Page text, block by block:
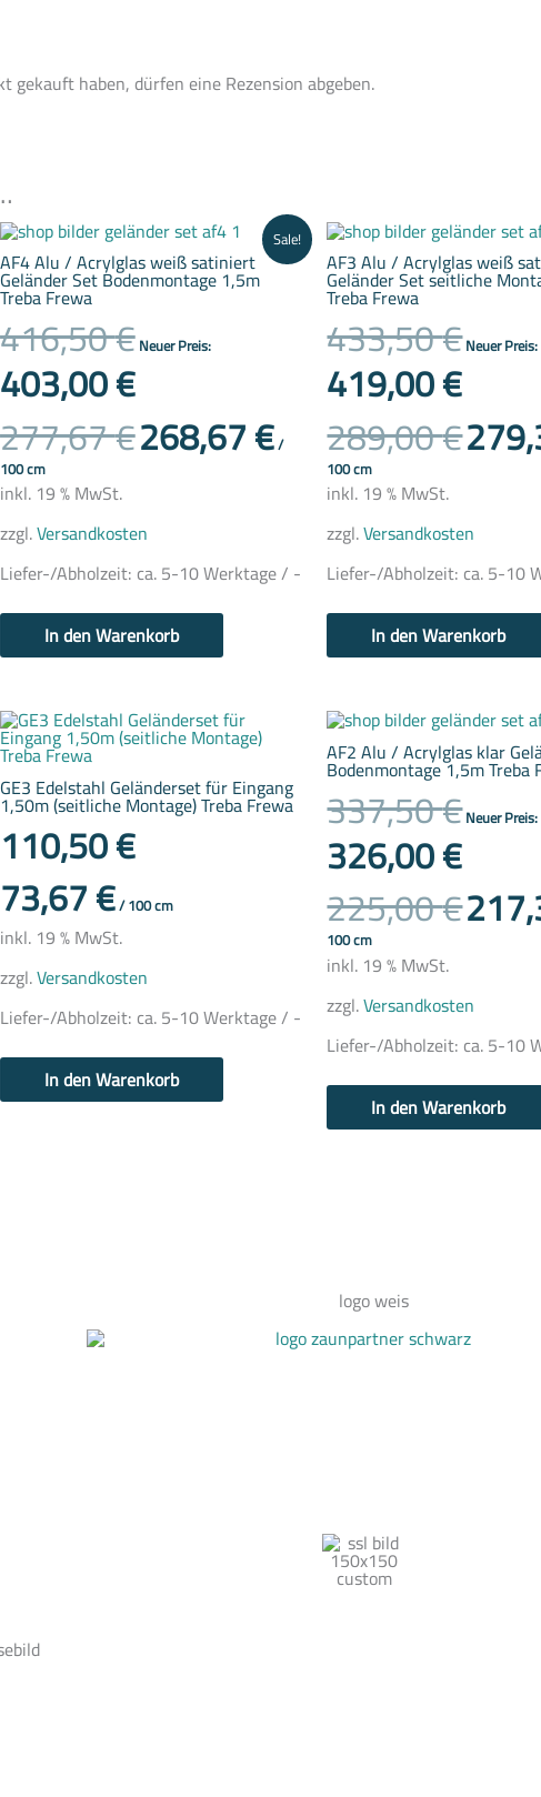
gekauft haben, dürfen eine Rezension abgeben.
Sale!
AF4 Alu / Acrylglas weiß satiniert
Geländer Set Bodenmontage 1,5m
Treba Frewa
416,50€
Ursprünglicher
Preis
war:
416,50 €
Neuer Preis:
403,00€
Aktueller
Preis
ist:
403,00 €.
277,67€268,67€/
100cm
inkl. 19 % MwSt.
zzgl.Versandkosten
Liefer-/Abholzeit: ca. 5-10 Werktage / -
In den Warenkorb
AF3 Alu / Acrylglas weiß
Geländer Set seitliche
Treba Frewa
433,50€
Preis
war:
433,50 €
Neuer Preis:
419,00€
Aktueller
Preis
ist:
419,00 €.
289,00€
100cm
inkl. 19 % MwSt.
zzgl.Versandkosten
Liefer-/Abholzeit: ca. 5-10
In den Warenkorb
GE3 Edelstahl Geländerset für Eingang
1,50m (seitliche Montage) Treba Frewa
110,50€
73,67€/100cm
inkl. 19 % MwSt.
zzgl.Versandkosten
Liefer-/Abholzeit: ca. 5-10 Werktage / -
In den Warenkorb
AF2 Alu / Acrylglas klar
Bodenmontage 1,5m Treba
337,50€
Preis
war:
337,50 €
Neuer Preis:
326,00€
Aktueller
Preis
ist:
326,00 €.
225,00€
100cm
inkl. 19 % MwSt.
zzgl.Versandkosten
Liefer-/Abholzeit: ca. 5-10
In den Warenkorb